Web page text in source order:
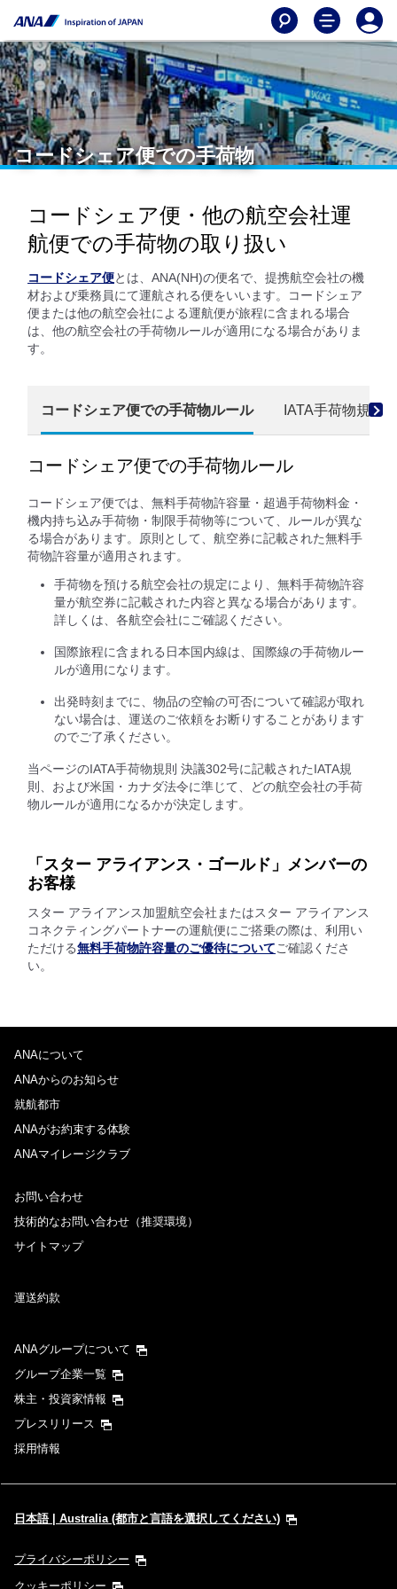
コードシェア便での手荷物
コードシェア便・他の航空会社運
航便での手荷物の取り扱い
コードシェア便とは、ANA(NH)の便名で、提携航空会社の機
材および乗務員にて運航される便をいいます。コードシェア
便または他の航空会社による運航便が旅程に含まれる場合
は、他の航空会社の手荷物ルールが適用になる場合がありま
す。
コードシェア便での手荷物ルール IATA手荷物規則
コードシェア便での手荷物ルール
コードシェア便では、無料手荷物許容量・超過手荷物料金・
機内持ち込み手荷物・制限手荷物等について、ルールが異な
る場合があります。原則として、航空券に記載された無料手
荷物許容量が適用されます。
手荷物を預ける航空会社の規定により、無料手荷物許容
量が航空券に記載された内容と異なる場合があります。
詳しくは、各航空会社にご確認ください。
国際旅程に含まれる日本国内線は、国際線の手荷物ルー
ルが適用になります。
出発時刻までに、物品の空輸の可否について確認が取れ
ない場合は、運送のご依頼をお断りすることがあります
のでご了承ください。
当ページのIATA手荷物規則 決議302号に記載されたIATA規
則、および米国・カナダ法令に準じて、どの航空会社の手荷
物ルールが適用になるかが決定します。
「スター アライアンス・ゴールド」メンバーの
お客様
スター アライアンス加盟航空会社またはスター アライアンス
コネクティングパートナーの運航便にご搭乗の際は、利用い
ただける無料手荷物許容量のご優待についてご確認くださ
い。
ANAについて
ANAからのお知らせ
就航都市
ANAがお約束する体験
ANAマイレージクラブ
お問い合わせ
技術的なお問い合わせ（推奨環境）
サイトマップ
運送約款
ANAグループについて
グループ企業一覧
株主・投資家情報
プレスリリース
採用情報
日本語 | Australia (都市と言語を選択してください)
プライバシーポリシー
クッキーポリシー